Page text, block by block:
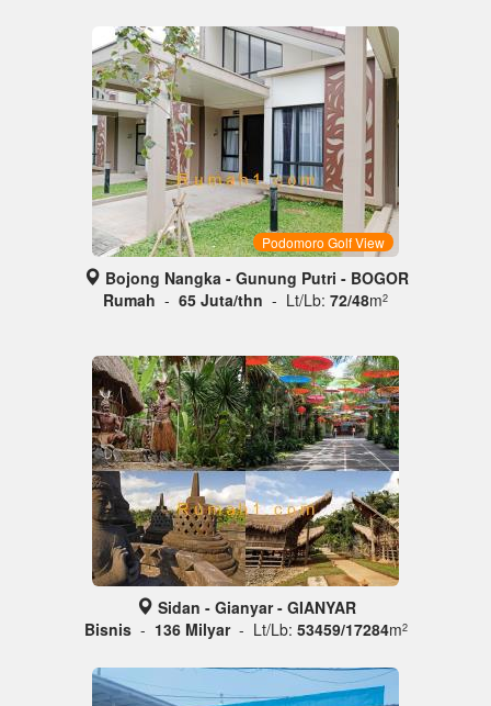
Podomoro Golf View
Bojong Nangka - Gunung Putri - BOGOR
Rumah - 65 Juta/thn - Lt/Lb: 72/48m2
Sidan - Gianyar - GIANYAR
Bisnis- 136 Milyar - Lt/Lb: 53459/17284m2